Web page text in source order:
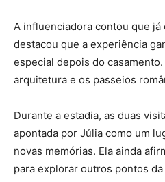
A influenciadora contou que já
destacou que a experiência
especial depois do
arquitetura e os passeios
Durante a estadia, as duas
apontada por Júlia como um
novas memórias. Ela ainda
para explorar outros pontos da